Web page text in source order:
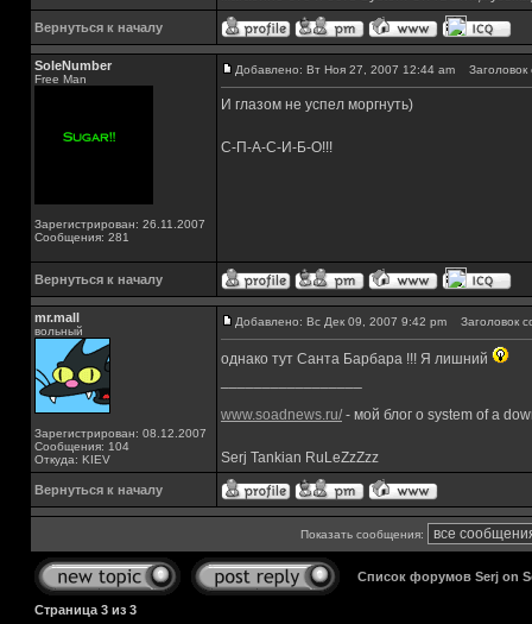
Вернуться к началу
SoleNumber
Free Man
Зарегистрирован: 26.11.2007
Сообщения: 281
Добавлено: Вт Ноя 27, 2007 12:44 am Заголовок
И глазом не успел моргнуть)
С-П-А-С-И-Б-О!!!
Вернуться к началу
mr.mall
вольный
Зарегистрирован: 08.12.2007
Сообщения: 104
Откуда: KIEV
Добавлено: Вс Дек 09, 2007 9:42 pm Заголовок
однако тут Санта Барбара !!! Я лишний
www.soadnews.ru/ - мой блог о system of a
Serj Tankian RuLeZzZzz
Вернуться к началу
Показать сообщения:
Список форумов Serj on
Страница 3 из 3